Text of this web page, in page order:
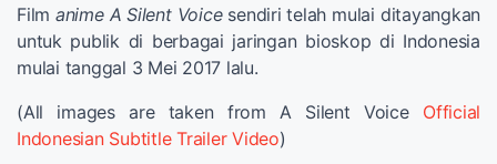
Film anime A Silent Voicesendiri telah mulai ditayangkan
untuk publik di berbagai jaringan bioskop di Indonesia
mulai tanggal 3 Mei 2017 lalu.
(All images are taken from A Silent Voice Official
Indonesian Subtitle Trailer Video)